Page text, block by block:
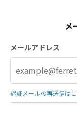
メ
メールアドレス
認証メールの再送信は